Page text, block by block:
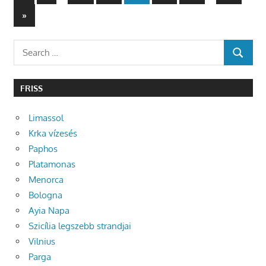
lapozása
Posts
Next
Posts
»
Search
for:
SEARCH
FRISS
Limassol
Krka vízesés
Paphos
Platamonas
Menorca
Bologna
Ayia Napa
Szicília legszebb strandjai
Vilnius
Parga